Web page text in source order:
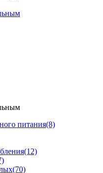
питания(8)
(12)
(70)